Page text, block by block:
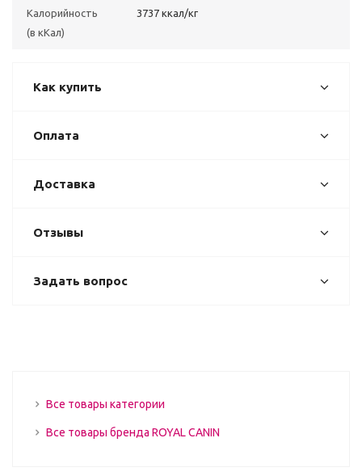
Калорийность
(в кКал)
3737 ккал/кг
Как купить
Оплата
Доставка
Отзывы
Задать вопрос
Все товары категории
Все товары бренда ROYAL CANIN